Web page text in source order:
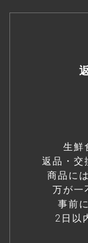
生鮮
返品・交
商品に
万が一
事前
2日以